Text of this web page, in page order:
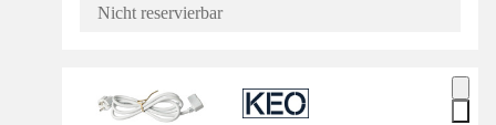
Nicht reservierbar